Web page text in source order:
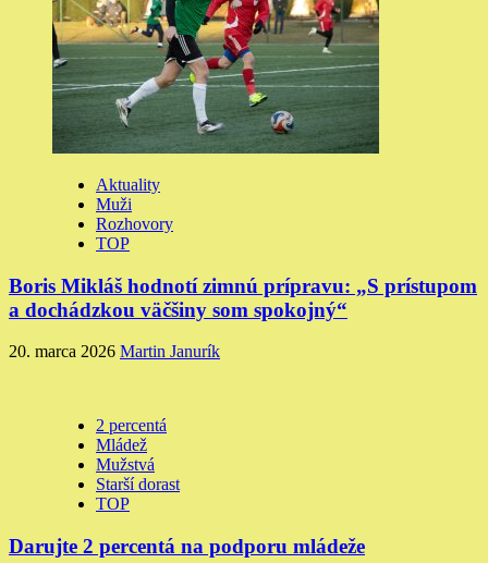
Aktuality
Muži
Rozhovory
TOP
Boris Mikláš hodnotí zimnú prípravu: „S prístupom
a dochádzkou väčšiny som spokojný“
20. marca 2026 Martin Janurík
2 percentá
Mládež
Mužstvá
Starší dorast
TOP
Darujte 2 percentá na podporu mládeže